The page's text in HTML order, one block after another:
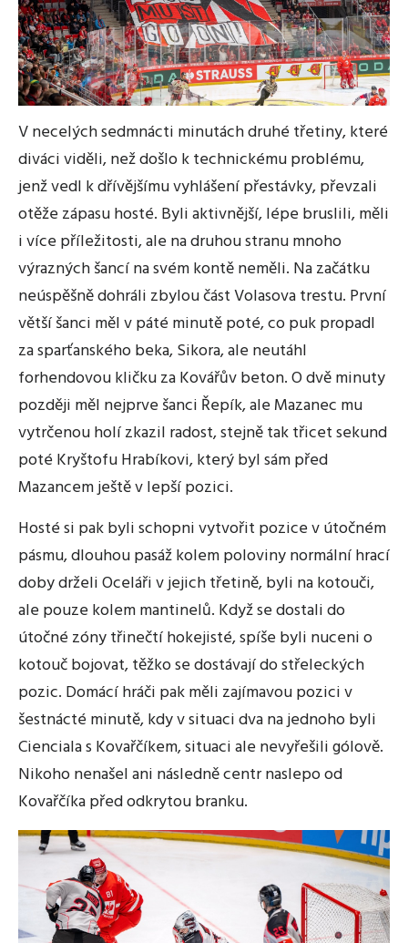
V necelých sedmnácti minutách druhé třetiny, které
diváci viděli, než došlo k technickému problému,
jenž vedl k dřívějšímu vyhlášení přestávky, převzali
otěže zápasu hosté. Byli aktivnější, lépe bruslili, měli
i více příležitosti, ale na druhou stranu mnoho
výrazných šancí na svém kontě neměli. Na začátku
neúspěšně dohráli zbylou část Volasova trestu. První
větší šanci měl v páté minutě poté, co puk propadl
za sparťanského beka, Sikora, ale neutáhl
forhendovou kličku za Kovářův beton. O dvě minuty
později měl nejprve šanci Řepík, ale Mazanec mu
vytrčenou holí zkazil radost, stejně tak třicet sekund
poté Kryštofu Hrabíkovi, který byl sám před
Mazancem ještě v lepší pozici.
Hosté si pak byli schopni vytvořit pozice v útočném
pásmu, dlouhou pasáž kolem poloviny normální hrací
doby drželi Oceláři v jejich třetině, byli na kotouči,
ale pouze kolem mantinelů. Když se dostali do
útočné zóny třinečtí hokejisté, spíše byli nuceni o
kotouč bojovat, těžko se dostávají do střeleckých
pozic. Domácí hráči pak měli zajímavou pozici v
šestnácté minutě, kdy v situaci dva na jednoho byli
Cienciala s Kovařčíkem, situaci ale nevyřešili gólově.
Nikoho nenašel ani následně centr naslepo od
Kovařčíka před odkrytou branku.